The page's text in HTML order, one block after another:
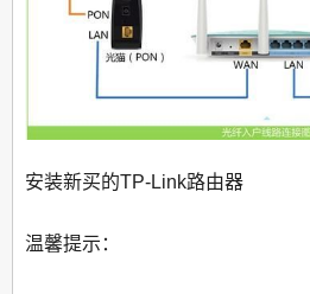
安装新买的TP-Link路由器
温馨提示：